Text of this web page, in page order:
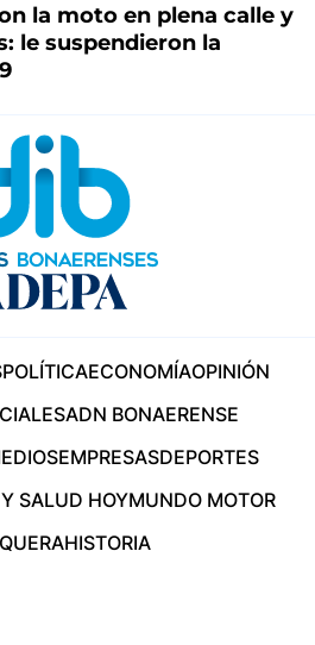
la moto en plena calle y
le suspendieron la
POLÍTICAECONOMÍAOPINIÓN
ADN BONAERENSE
EMPRESASDEPORTES
SALUD HOYMUNDO MOTOR
HISTORIA